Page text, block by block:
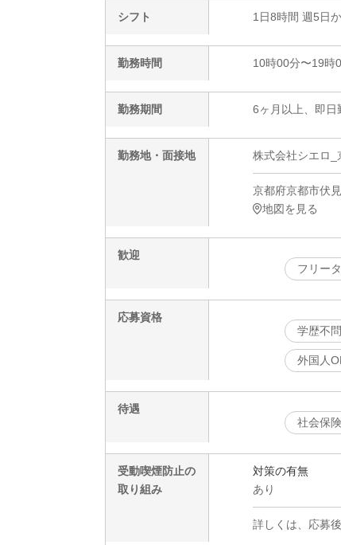
シフト 1日8時間 週5日
勤務時間 10時00分〜19時
勤務期間 6ヶ月以上、即日
勤務地・面接地 株式会社シエロ_
京都府京都市伏
地図を見る
歓迎
フリー
応募資格
学歴不問
外国人
待遇
社会保
受動喫煙防止の
取り組み
対策の有無
あり
詳しくは、応募